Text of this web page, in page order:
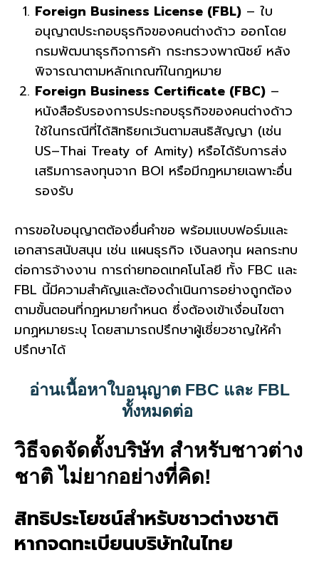
Foreign Business License (FBL)– ใบ
อนุญาตประกอบธุรกิจของคนต่างด้าว ออกโดย
กรมพัฒนาธุรกิจการค้า กระทรวงพาณิชย์ หลัง
พิจารณาตามหลักเกณฑ์ในกฎหมาย
Foreign Business Certificate (FBC)–
หนังสือรับรองการประกอบธุรกิจของคนต่างด้าว
ใช้ในกรณีที่ได้สิทธิยกเว้นตามสนธิสัญญา (เช่น
US–Thai Treaty of Amity) หรือได้รับการส่ง
เสริมการลงทุนจาก BOI หรือมีกฎหมายเฉพาะอื่น
รองรับ
การขอใบอนุญาตต้องยื่นคำขอ พร้อมแบบฟอร์มและ
เอกสารสนับสนุน เช่น แผนธุรกิจ เงินลงทุน ผลกระทบ
ต่อการจ้างงาน การถ่ายทอดเทคโนโลยี ทั้ง FBC และ
FBL นี้มีความสำคัญและต้องดำเนินการอย่างถูกต้อง
ตามขั้นตอนที่กฎหมายกำหนด ซึ่งต้องเข้าเงื่อนไขตา
มกฏหมายระบุ โดยสามารถปรึกษาผู้เชี่ยวชาญให้คำ
ปรึกษาได้
อ่านเนื้อหาใบอนุญาต FBC และ FBL
ทั้งหมดต่อ
วิธีจดจัดตั้งบริษัท สำหรับชาวต่าง
ชาติ ไม่ยากอย่างที่คิด!
สิทธิประโยชน์สำหรับชาวต่างชาติ
หากจดทะเบียนบริษัทในไทย